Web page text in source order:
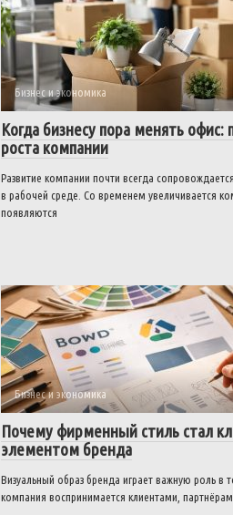
Бизнес и экономика
Когда бизнесу пора менять офис:
роста компании
Развитие компании почти всегда
в рабочей среде. Со временем увеличивается
появляются
Бизнес и экономика
Почему фирменный стиль стал
элементом бренда
Визуальный образ бренда играет важную роль в
компания воспринимается клиентами,